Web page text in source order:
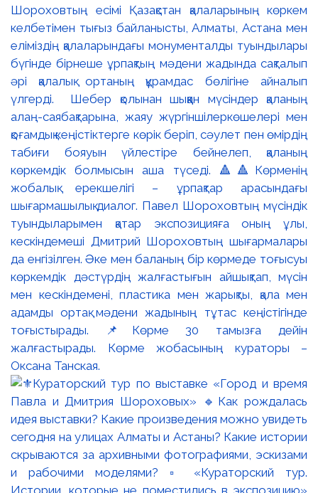
Шороховтың есімі Қазақстан қалаларының көркем
келбетімен тығыз байланысты, Алматы, Астана мен
еліміздің қалаларындағы монументалды туындылары
бүгінде бірнеше ұрпақтың мәдени жадында сақталып
әрі қалалық ортаның құрамдас бөлігіне айналып
үлгерді. Шебер қолынан шыққан мүсіндер қаланың
алаң-саябақтарына, жаяу жүргіншілеркөшелері мен
қоғамдық кеңістіктерге көрік беріп, сәулет пен өмірдің
табиғи бояуын үйлестіре бейнелеп, қаланың
көркемдік болмысын аша түседі. 🔺🔺Көрменің
жобалық ерекшелігі – ұрпақтар арасындағы
шығармашылық диалог. Павел Шороховтың мүсіндік
туындыларымен қатар экспозицияға оның ұлы,
кескіндемеші Дмитрий Шороховтың шығармалары
да енгізілген. Әке мен баланың бір көрмеде тоғысуы
көркемдік дәстүрдің жалғастығын айшықтап, мүсін
мен кескіндемені, пластика мен жарықты, қала мен
адамды ортақ мәдени жадының тұтас кеңістігінде
тоғыстырады. 📌Көрме 30 тамызға дейін
жалғастырады. Көрме жобасының кураторы –
Оксана Танская.